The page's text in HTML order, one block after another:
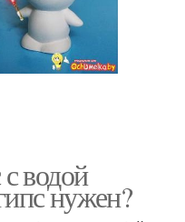
водой
нужен?